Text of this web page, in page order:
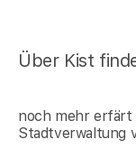
Über Kist
noch mehr erfärt
Stadtverwaltung